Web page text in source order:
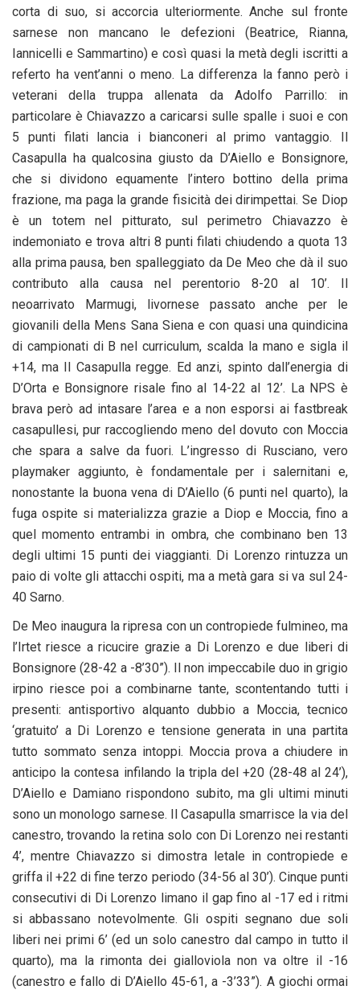
corta di suo, si accorcia ulteriormente. Anche sul fronte
sarnese non mancano le defezioni (Beatrice, Rianna,
Iannicelli e Sammartino) e così quasi la metà degli iscritti a
referto ha vent’anni o meno. La differenza la fanno però i
veterani della truppa allenata da Adolfo Parrillo: in
particolare è Chiavazzo a caricarsi sulle spalle i suoi e con
5 punti filati lancia i bianconeri al primo vantaggio. Il
Casapulla ha qualcosina giusto da D’Aiello e Bonsignore,
che si dividono equamente l’intero bottino della prima
frazione, ma paga la grande fisicità dei dirimpettai. Se Diop
è un totem nel pitturato, sul perimetro Chiavazzo è
indemoniato e trova altri 8 punti filati chiudendo a quota 13
alla prima pausa, ben spalleggiato da De Meo che dà il suo
contributo alla causa nel perentorio 8-20 al 10’. Il
neoarrivato Marmugi, livornese passato anche per le
giovanili della Mens Sana Siena e con quasi una quindicina
di campionati di B nel curriculum, scalda la mano e sigla il
+14, ma Il Casapulla regge. Ed anzi, spinto dall’energia di
D’Orta e Bonsignore risale fino al 14-22 al 12’. La NPS è
brava però ad intasare l’area e a non esporsi ai fastbreak
casapullesi, pur raccogliendo meno del dovuto con Moccia
che spara a salve da fuori. L’ingresso di Rusciano, vero
playmaker aggiunto, è fondamentale per i salernitani e,
nonostante la buona vena di D’Aiello (6 punti nel quarto), la
fuga ospite si materializza grazie a Diop e Moccia, fino a
quel momento entrambi in ombra, che combinano ben 13
degli ultimi 15 punti dei viaggianti. Di Lorenzo rintuzza un
paio di volte gli attacchi ospiti, ma a metà gara si va sul 24-
40 Sarno.
De Meo inaugura la ripresa con un contropiede fulmineo, ma
l’Irtet riesce a ricucire grazie a Di Lorenzo e due liberi di
Bonsignore (28-42 a -8’30”). Il non impeccabile duo in grigio
irpino riesce poi a combinarne tante, scontentando tutti i
presenti: antisportivo alquanto dubbio a Moccia, tecnico
‘gratuito’ a Di Lorenzo e tensione generata in una partita
tutto sommato senza intoppi. Moccia prova a chiudere in
anticipo la contesa infilando la tripla del +20 (28-48 al 24’),
D’Aiello e Damiano rispondono subito, ma gli ultimi minuti
sono un monologo sarnese. Il Casapulla smarrisce la via del
canestro, trovando la retina solo con Di Lorenzo nei restanti
4’, mentre Chiavazzo si dimostra letale in contropiede e
griffa il +22 di fine terzo periodo (34-56 al 30’). Cinque punti
consecutivi di Di Lorenzo limano il gap fino al -17 ed i ritmi
si abbassano notevolmente. Gli ospiti segnano due soli
liberi nei primi 6’ (ed un solo canestro dal campo in tutto il
quarto), ma la rimonta dei gialloviola non va oltre il -16
(canestro e fallo di D’Aiello 45-61, a -3’33”). A giochi ormai